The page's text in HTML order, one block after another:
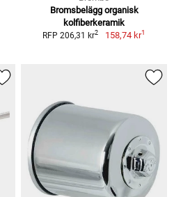
Bromsbelägg organisk
kolfiberkeramik
RFP 206,31 kr2 158,74 kr1